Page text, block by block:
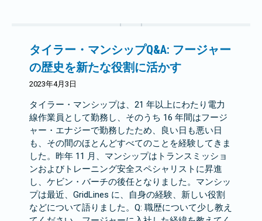
タイラー・マンシップQ&A: フージャー
の歴史を新たな役割に活かす
2023年4月3日
タイラー・マンシップは、21 年以上にわたり電力
線作業員として勤務し、そのうち 16 年間はフージ
ャー・エナジーで勤務したため、良い日も悪い日
も、その間のほとんどすべてのことを経験してきま
した。昨年 11 月、マンシップはトランスミッショ
ンおよびトレーニング安全スペシャリストに昇進
し、ケビン・バーチの後任となりました。マンシッ
プは最近、GridLines に、自身の経験、新しい役割
などについて語りました。Q: 職歴について少し教え